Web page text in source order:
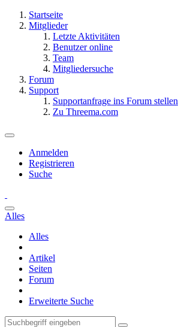
Startseite
Mitglieder
Letzte Aktivitäten
Benutzer online
Team
Mitgliedersuche
Forum
Support
Supportanfrage ins Forum stellen
Zu Threema.com
Anmelden
Registrieren
Suche
Alles
Alles
Artikel
Seiten
Forum
Erweiterte Suche